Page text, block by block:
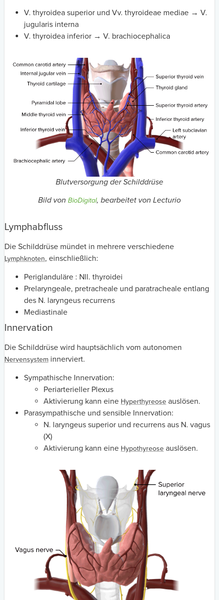
V. thyroidea superior und Vv. thyroideae mediae → V.
jugularis interna
V. thyroidea inferior → V. brachiocephalica
Blutversorgung der Schilddrüse
Bild von BioDigital, bearbeitet von Lecturio
Lymphabfluss
Die Schilddrüse mündet in mehrere verschiedene
Lymphknoten, einschließlich:
Periglanduläre : Nll. thyroidei
Prelaryngeale, pretracheale und paratracheale entlang
des N. laryngeus recurrens
Mediastinale
Innervation
Die Schilddrüse wird hauptsächlich vom autonomen
Nervensystem innerviert.
Sympathische Innervation:
Periarterieller Plexus
Aktivierung kann eine Hyperthyreose auslösen.
Parasympathische und sensible Innervation:
N. laryngeus superior und recurrens aus N. vagus
(X)
Aktivierung kann eine Hypothyreose auslösen.